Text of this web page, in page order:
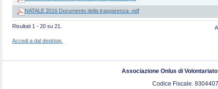
NATALE 2016 Documento della trasparenza-.pdf
Risultati 1 - 20 su 21.
Accedi a dal desktop.
Associazione Onlus di
Codice Fiscale.